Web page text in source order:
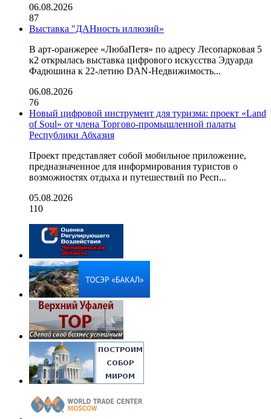
06.08.2026
87
Выставка "ДАНность иллюзий»
В арт-оранжерее «ЛюбаПетя» по адресу Лесопарковая 5
к2 открылась выставка цифрового искусства Эдуарда
Фадюшина к 22-летию DAN-Недвижимость...
06.08.2026
76
Новый цифровой инструмент для туризма: проект «Land
of Soul» от члена Торгово-промышленной палаты
Республики Абхазия
Проект представляет собой мобильное приложение,
предназначенное для информирования туристов о
возможностях отдыха и путешествий по Респ...
05.08.2026
110